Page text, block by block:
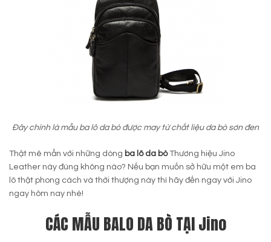
Đây chính là mẫu ba lô da bò được may từ chất liệu da bò sơn đen
Thật mê mẩn với những dòng ba lô da bòThương hiệu Jino
Leather này đúng không nào? Nếu bạn muốn sở hữu một em ba
lô thật phong cách và thời thượng này thì hãy đến ngay với Jino
ngay hôm nay nhé!
CÁC MẪU BALO DA BÒ TẠI Jino